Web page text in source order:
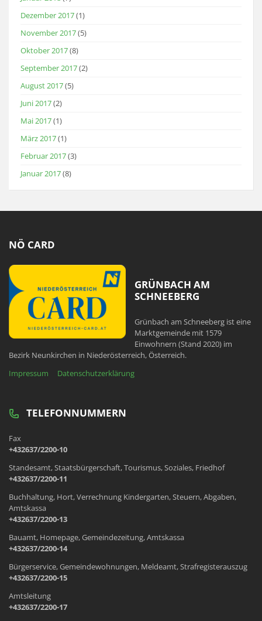
Dezember 2017(1)
November 2017(5)
Oktober 2017(8)
September 2017(2)
August 2017(5)
Juni 2017(2)
Mai 2017(1)
März 2017(1)
Februar 2017(3)
Januar 2017(8)
NÖ CARD
GRÜNBACH AM
SCHNEEBERG
Grünbach am Schneeberg ist eine
Marktgemeinde mit 1579
Einwohnern (Stand 2020) im
Bezirk Neunkirchen in Niederösterreich, Österreich.
Impressum
Datenschutzerklärung
TELEFONNUMMERN
Fax
+432637/2200-10
Standesamt, Staatsbürgerschaft, Tourismus, Soziales, Friedhof
+432637/2200-11
Buchhaltung, Hort, Verrechnung Kindergarten, Steuern, Abgaben,
Amtskassa
+432637/2200-13
Bauamt, Homepage, Gemeindezeitung, Amtskassa
+432637/2200-14
Bürgerservice, Gemeindewohnungen, Meldeamt, Strafregisterauszug
+432637/2200-15
Amtsleitung
+432637/2200-17